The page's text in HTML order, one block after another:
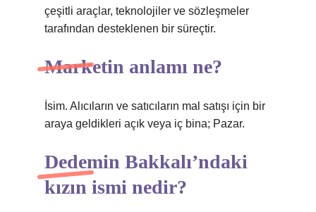
çeşitli araçlar, teknolojiler ve sözleşmeler
tarafından desteklenen bir süreçtir.
Marketin anlamı ne?
İsim. Alıcıların ve satıcıların mal satışı için bir
araya geldikleri açık veya iç bina; Pazar.
Dedemin Bakkalı’ndaki
kızın ismi nedir?